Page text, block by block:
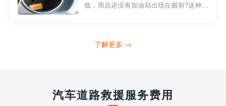
低，而且还没有加油站出现在眼前?这种情
打4006363122请求送油人员来帮助你。
了解更多 →
汽车道路救援服务费用